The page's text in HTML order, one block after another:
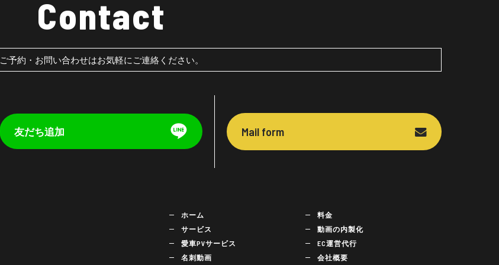
Contact
ご予約・お問い合わせはお気軽にご連絡ください。
友だち追加 Mail form
ホーム
サービス
愛車PVサービス
名刺動画
料金
動画の内製化
EC運営代行
会社概要